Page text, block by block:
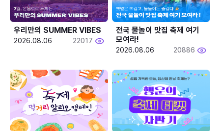
우리만의 SUMMER VIBES
2026.08.06 22017
전국 물놀이 맛집 축제 여기
모여라!
2026.08.06 20886